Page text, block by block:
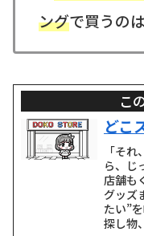
ングで買うの
こ
どこ
「そ
ら、じ
店舗も
グッズ
たい”
探し物